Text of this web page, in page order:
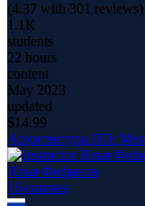
(4.37 with 301 reviews)
1.1K
students
22 hours
content
May 2023
updated
$14.99
Архитектура ПО:
Илья Фофанов
16 courses